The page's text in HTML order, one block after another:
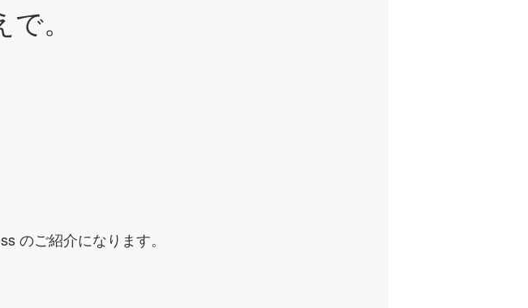
。
のご紹介になります。